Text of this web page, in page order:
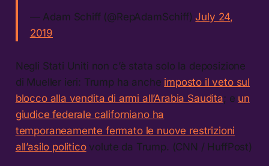
— Adam Schiff (@RepAdamSchiff)July 24,
2019
Negli Stati Uniti non cʼè stata solo la deposizione
di Mueller ieri: Trump ha anche imposto il veto sul
blocco alla vendita di armi all’Arabia Saudita; e un
giudice federale californiano ha
temporaneamente fermato le nuove restrizioni
all’asilo politicovolute da Trump. (CNN / HuffPost)